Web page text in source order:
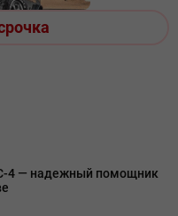
4 — надежный помощник